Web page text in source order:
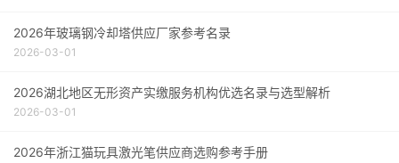
2026年玻璃钢冷却塔供应厂家参考名录
2026-03-01
2026湖北地区无形资产实缴服务机构优选名录与选型解析
2026-03-01
2026年浙江猫玩具激光笔供应商选购参考手册